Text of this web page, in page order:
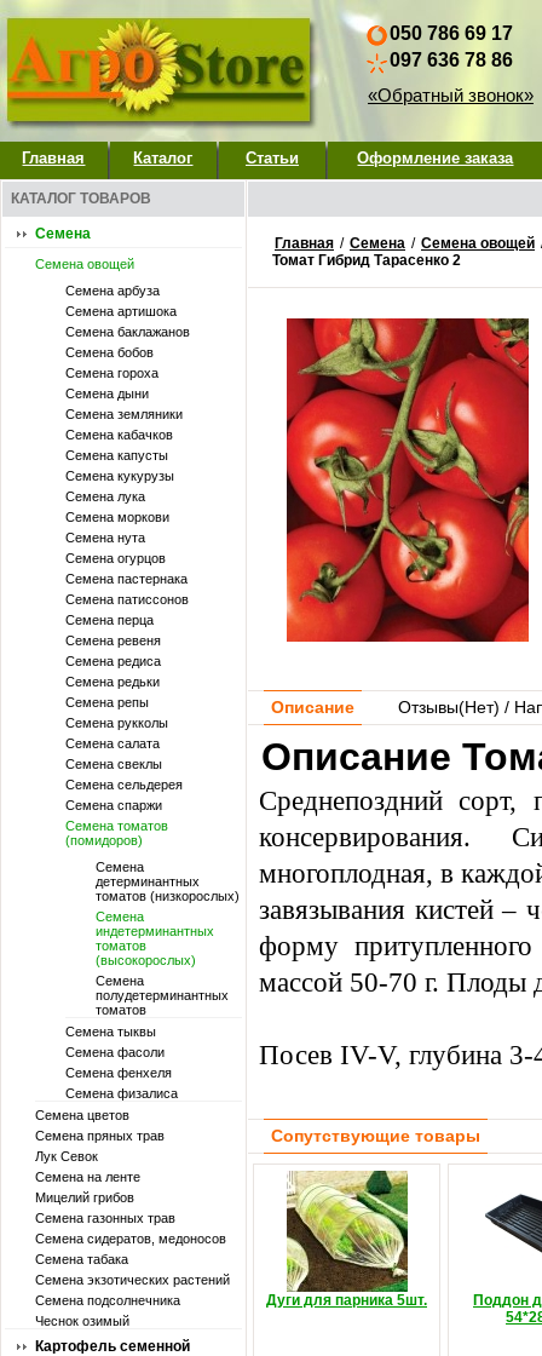
050 786 69 17
097 636 78 86
«Обратный звонок»
Главная Каталог Статьи Оформление заказа
КАТАЛОГ ТОВАРОВ
Семена
Семена овощей
Семена арбуза
Семена артишока
Семена баклажанов
Семена бобов
Семена гороха
Семена дыни
Семена земляники
Семена кабачков
Семена капусты
Семена кукурузы
Семена лука
Семена моркови
Семена нута
Семена огурцов
Семена пастернака
Семена патиссонов
Семена перца
Семена ревеня
Семена редиса
Семена редьки
Семена репы
Семена рукколы
Семена салата
Семена свеклы
Семена сельдерея
Семена спаржи
Семена томатов
(помидоров)
Семена
детерминантных
томатов (низкорослых)
Семена
индетерминантных
томатов
(высокорослых)
Семена
полудетерминантных
томатов
Семена тыквы
Семена фасоли
Семена фенхеля
Семена физалиса
Семена цветов
Семена пряных трав
Лук Севок
Семена на ленте
Мицелий грибов
Семена газонных трав
Семена сидератов, медоносов
Семена табака
Семена экзотических растений
Семена подсолнечника
Чеснок озимый
Картофель семенной
Главная / Семена / Семена овощей
Томат Гибрид Тарасенко 2
Описание Отзывы(Нет) /
Описание
Среднепоздний сорт,
консервирования.
многоплодная, в
завязывания кистей –
форму
массой 50-70 г. Плоды
Посев IV-V, глубина
Сопутствующие товары
Дуги для парника 5шт.
Поддон